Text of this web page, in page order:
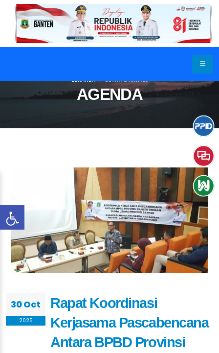
AGENDA
BERANDA BERITA & ARTIKEL
30 Oct
2025
Rapat Koordinasi
Kerjasama Pascabencana
Antara BPBD Provinsi